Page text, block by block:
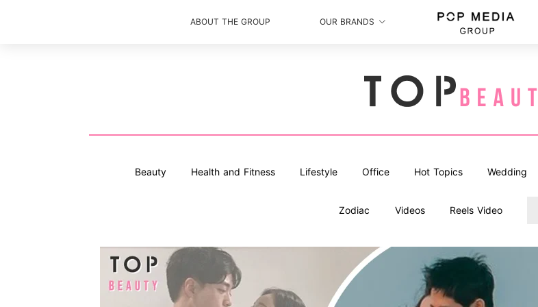
ABOUT THE GROUP OUR BRANDS
Beauty Health and Fitness Lifestyle Office Hot Topics Wedding
Zodiac Videos Reels Video